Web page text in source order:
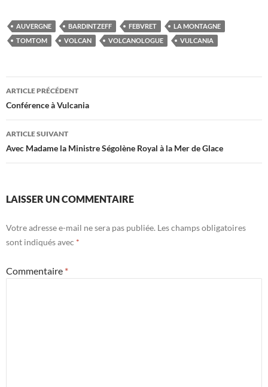
AUVERGNE BARDINTZEFF FEBVRET
LA MONTAGNE
TOMTOM
VOLCAN VOLCANOLOGUE VULCANIA
Navigation
des
articles
ARTICLE PRÉCÉDENT
Conférence à Vulcania
ARTICLE SUIVANT
Avec Madame la Ministre Ségolène Royal à la Mer de Glace
LAISSER UN COMMENTAIRE
Votre adresse e-mail ne sera pas publiée. Les champs obligatoires
sont indiqués avec *
Commentaire *